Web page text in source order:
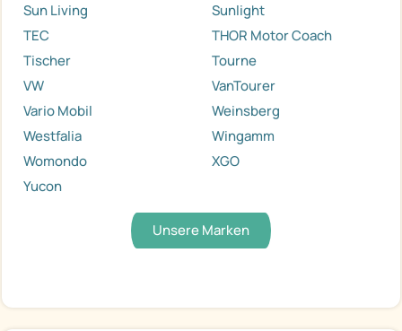
Sun Living
Sunlight
TEC
THOR Motor Coach
Tischer
Tourne
VW
VanTourer
Vario Mobil
Weinsberg
Westfalia
Wingamm
Womondo
XGO
Yucon
Unsere Marken